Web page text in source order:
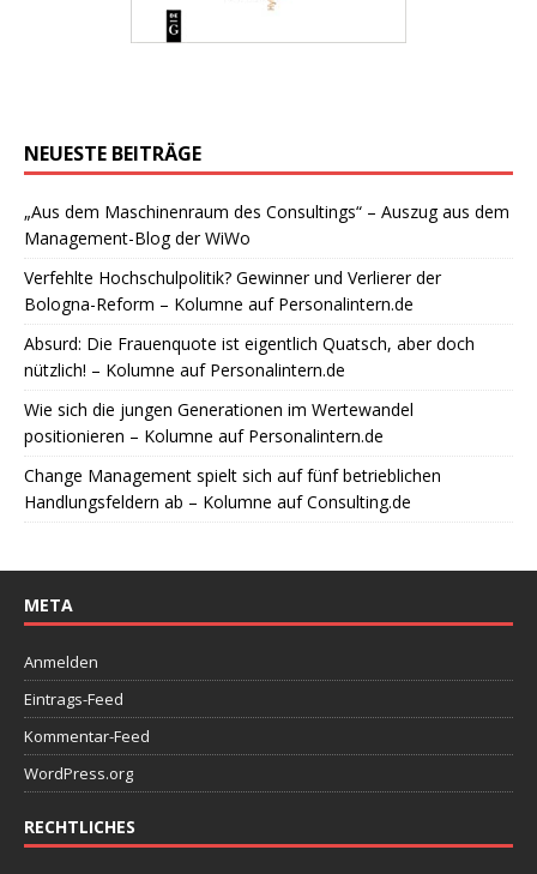
NEUESTE BEITRÄGE
„Aus dem Maschinenraum des Consultings“ – Auszug aus dem
Management-Blog der WiWo
Verfehlte Hochschulpolitik? Gewinner und Verlierer der
Bologna-Reform – Kolumne auf Personalintern.de
Absurd: Die Frauenquote ist eigentlich Quatsch, aber doch
nützlich! – Kolumne auf Personalintern.de
Wie sich die jungen Generationen im Wertewandel
positionieren – Kolumne auf Personalintern.de
Change Management spielt sich auf fünf betrieblichen
Handlungsfeldern ab – Kolumne auf Consulting.de
META
Anmelden
Eintrags-Feed
Kommentar-Feed
WordPress.org
RECHTLICHES